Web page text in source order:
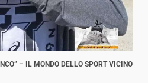
– IL MONDO DELLO SPORT VICINO